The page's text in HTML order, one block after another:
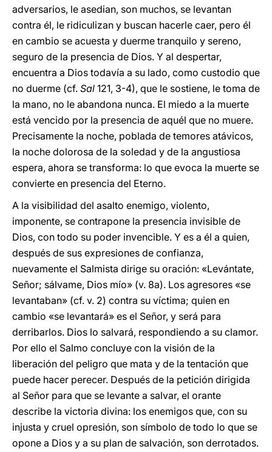
adversarios, le asedian, son muchos, se levantan
contra él, le ridiculizan y buscan hacerle caer, pero él
en cambio se acuesta y duerme tranquilo y sereno,
seguro de la presencia de Dios. Y al despertar,
encuentra a Dios todavía a su lado, como custodio que
no duerme (cf. Sal 121, 3-4), que le sostiene, le toma de
la mano, no le abandona nunca. El miedo a la muerte
está vencido por la presencia de aquél que no muere.
Precisamente la noche, poblada de temores atávicos,
la noche dolorosa de la soledad y de la angustiosa
espera, ahora se transforma: lo que evoca la muerte se
convierte en presencia del Eterno.
A la visibilidad del asalto enemigo, violento,
imponente, se contrapone la presencia invisible de
Dios, con todo su poder invencible. Y es a él a quien,
después de sus expresiones de confianza,
nuevamente el Salmista dirige su oración: «Levántate,
Señor; sálvame, Dios mío» (v. 8a). Los agresores «se
levantaban» (cf. v. 2) contra su víctima; quien en
cambio «se levantará» es el Señor, y será para
derribarlos. Dios lo salvará, respondiendo a su clamor.
Por ello el Salmo concluye con la visión de la
liberación del peligro que mata y de la tentación que
puede hacer perecer. Después de la petición dirigida
al Señor para que se levante a salvar, el orante
describe la victoria divina: los enemigos que, con su
injusta y cruel opresión, son símbolo de todo lo que se
opone a Dios y a su plan de salvación, son derrotados.